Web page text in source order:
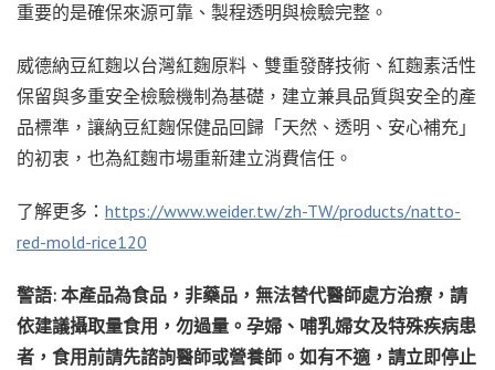
重要的是確保來源可靠、製程透明與檢驗完整。
威德納豆紅麴以台灣紅麴原料、雙重發酵技術、紅麴素活性
保留與多重安全檢驗機制為基礎，建立兼具品質與安全的產
品標準，讓納豆紅麴保健品回歸「天然、透明、安心補充」
的初衷，也為紅麴市場重新建立消費信任。
了解更多： https://www.weider.tw/zh-TW/products/natto-
red-mold-rice120
警語: 本產品為食品，非藥品，無法替代醫師處方治療，請
依建議攝取量食用，勿過量。孕婦、哺乳婦女及特殊疾病患
者，食用前請先諮詢醫師或營養師。如有不適，請立即停止